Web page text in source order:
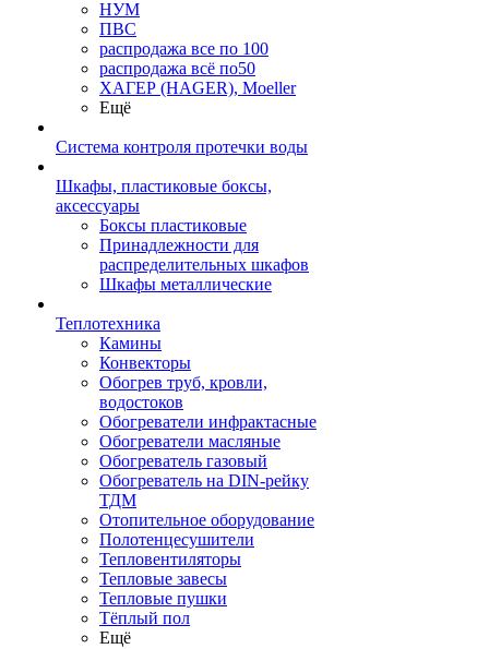
НУМ
ПВС
распродажа все по 100
распродажа всё по50
ХАГЕР (HAGER), Moeller
Ещё
Система контроля протечки воды
Шкафы, пластиковые боксы,
аксессуары
Боксы пластиковые
Принадлежности для
распределительных шкафов
Шкафы металлические
Теплотехника
Камины
Конвекторы
Обогрев труб, кровли,
водостоков
Обогреватели инфрактасные
Обогреватели масляные
Обогреватель газовый
Обогреватель на DIN-рейку
ТДМ
Отопительное оборудование
Полотенцесушители
Тепловентиляторы
Тепловые завесы
Тепловые пушки
Тёплый пол
Ещё